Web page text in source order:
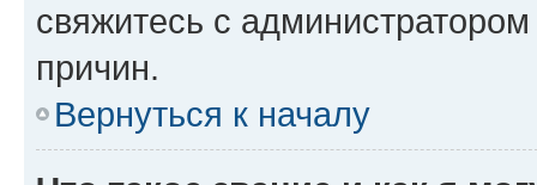
свяжитесь с
причин.
Вернуться к началу